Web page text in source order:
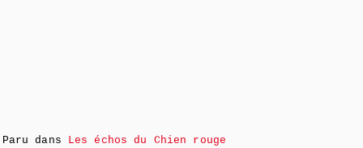
Paru dans Les échos du Chien rouge